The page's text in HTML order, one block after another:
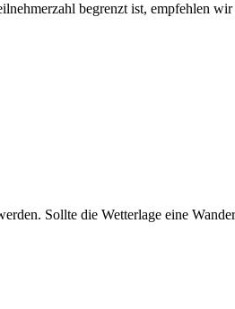
begrenzt ist, empfehlen
Sollte die Wetterlage eine